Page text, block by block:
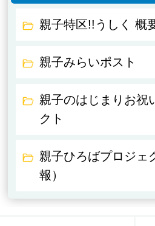
親子特区!!うしく 概
親子みらいポスト
親子のはじまりお祝
クト
親子ひろばプロジェ
報）